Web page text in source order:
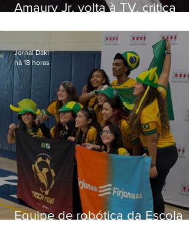
Amaury Jr. volta à TV, critica
viraram colunistas de si
Equipe de robótica da Escola
Jornal Daki
há 18 horas